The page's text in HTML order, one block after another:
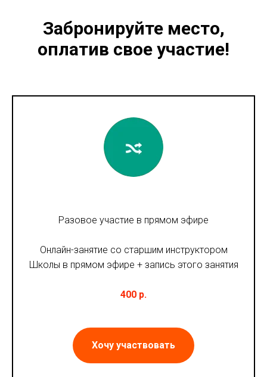
Забронируйте место,
оплатив свое участие!
Разовое участие в прямом эфире
Онлайн-занятие со старшим инструктором
Школы в прямом эфире + запись этого занятия
400 р.
Хочу участвовать